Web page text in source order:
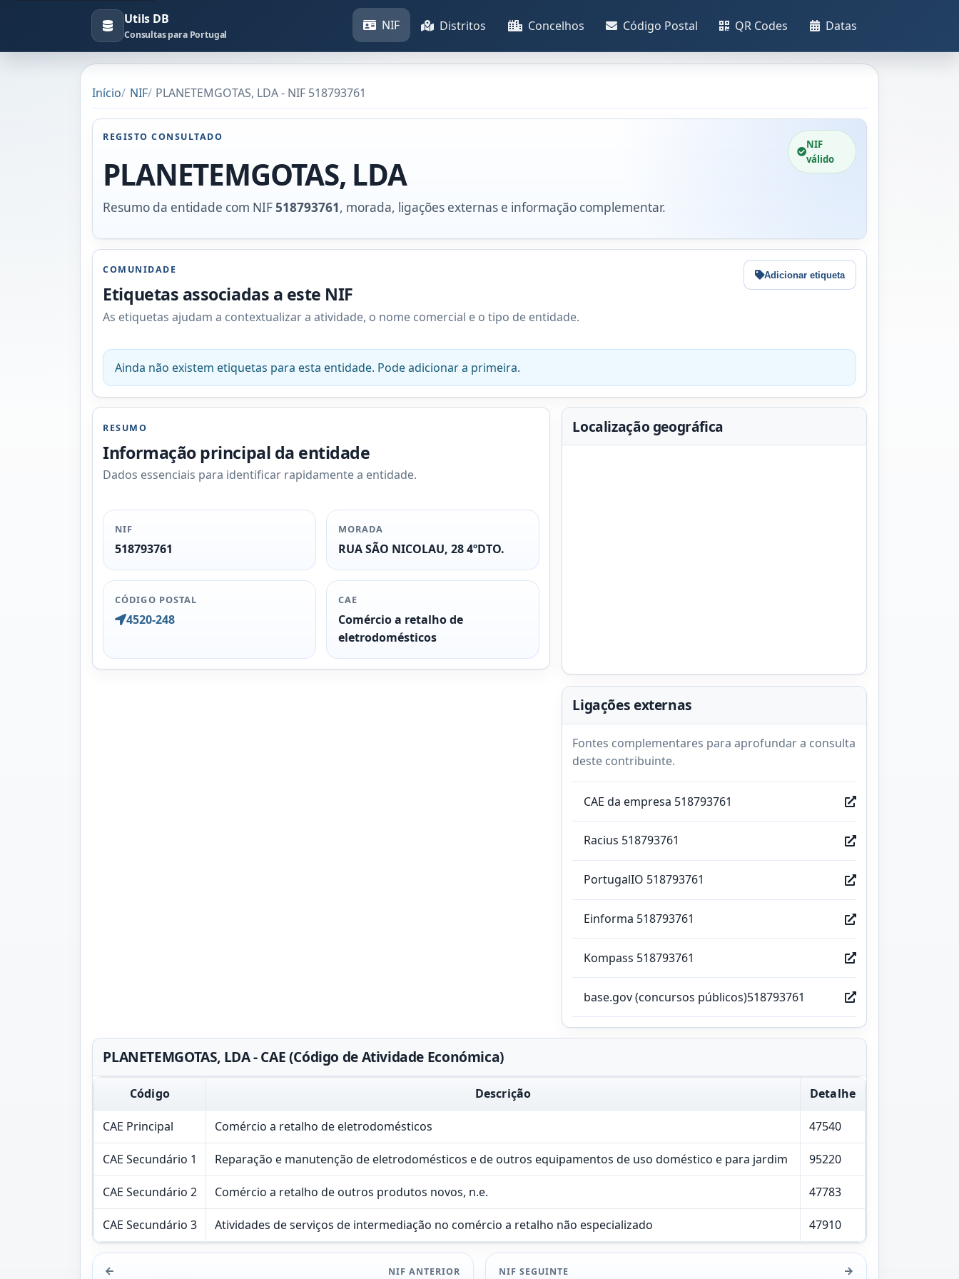
Utils DB
Consultas para Portugal
NIF Distritos Concelhos Código Postal QR Codes Datas
Início NIF PLANETEMGOTAS, LDA - NIF 518793761
REGISTO CONSULTADO
PLANETEMGOTAS, LDA
Resumo da entidade com NIF518793761, morada, ligações externas e informação complementar.
NIF
válido
COMUNIDADE
Etiquetas associadas a este NIF
As etiquetas ajudam a contextualizar a atividade, o nome comercial e o tipo de entidade.
Adicionar etiqueta
Ainda não existem etiquetas para esta entidade. Pode adicionar a primeira.
RESUMO
Informação principal da entidade
Dados essenciais para identificar rapidamente a entidade.
NIF
518793761
MORADA
RUA SÃO NICOLAU, 28 4ºDTO.
CÓDIGO POSTAL
4520-248
CAE
Comércio a retalho de
eletrodomésticos
Localização geográfica
Ligações externas
Fontes complementares para aprofundar a consulta
deste contribuinte.
CAE da empresa 518793761
Racius 518793761
PortugalIO 518793761
Einforma 518793761
Kompass 518793761
base.gov (concursos públicos)518793761
PLANETEMGOTAS, LDA - CAE (Código de Atividade Económica)
Código Descrição Detalhe
CAE Principal Comércio a retalho de eletrodomésticos 47540
CAE Secundário 1 Reparação e manutenção de eletrodomésticos e de outros equipamentos de uso doméstico e para jardim 95220
CAE Secundário 2 Comércio a retalho de outros produtos novos, n.e. 47783
CAE Secundário 3 Atividades de serviços de intermediação no comércio a retalho não especializado 47910
NIF ANTERIOR NIF SEGUINTE